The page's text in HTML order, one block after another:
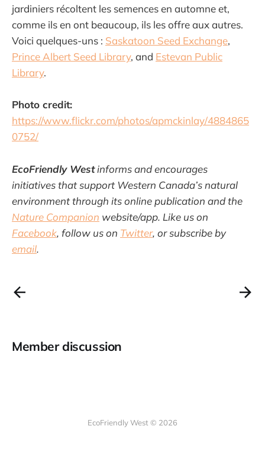
jardiniers récoltent les semences en automne et,
comme ils en ont beaucoup, ils les offre aux autres.
Voici quelques-uns : Saskatoon Seed Exchange,
Prince Albert Seed Library, and Estevan Public
Library.
Photo credit:
https://www.flickr.com/photos/apmckinlay/4884865
0752/
EcoFriendly Westinforms and encourages
initiatives that support Western Canada’s natural
environment through its online publication and the
Nature Companion website/app. Like us on
Facebook, follow us on Twitter, or subscribe by
email.
Member discussion
EcoFriendly West © 2026